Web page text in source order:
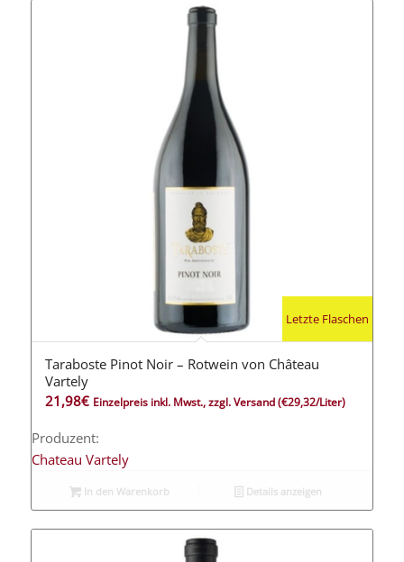
Letzte Flaschen
Taraboste Pinot Noir – Rotwein von Château
Vartely
21,98€ Einzelpreis inkl. Mwst., zzgl. Versand(€29,32/Liter)
Produzent:
Chateau Vartely
In den Warenkorb Details anzeigen